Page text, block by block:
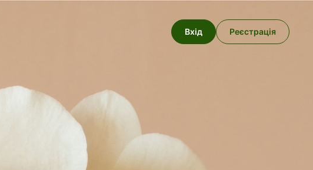
Вхід Реєстрація